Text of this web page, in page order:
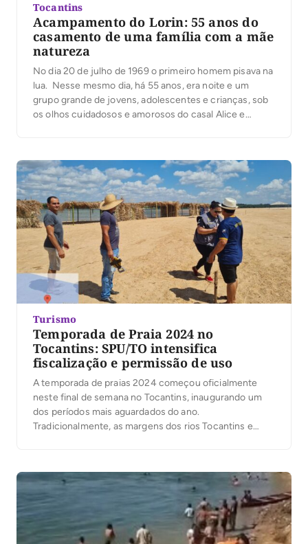
Tocantins
Acampamento do Lorin: 55 anos do
casamento de uma família com a mãe
natureza
No dia 20 de julho de 1969 o primeiro homem pisava na
lua. Nesse mesmo dia, há 55 anos, era noite e um
grupo grande de jovens, adolescentes e crianças, sob
os olhos cuidadosos e amorosos do casal Alice e
Turismo
Temporada de Praia 2024 no
Tocantins: SPU/TO intensifica
fiscalização e permissão de uso
A temporada de praias 2024 começou oficialmente
neste final de semana no Tocantins, inaugurando um
dos períodos mais aguardados do ano.
Tradicionalmente, as margens dos rios Tocantins e
atividades recreativas, esportivas e culturais. Este
movimento aumenta o turismo em todo […]